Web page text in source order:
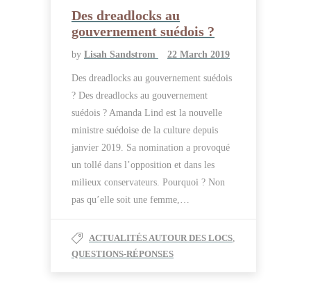
Des dreadlocks au
gouvernement suédois ?
by Lisah Sandstrom 22 March 2019
Des dreadlocks au gouvernement suédois
? Des dreadlocks au gouvernement
suédois ? Amanda Lind est la nouvelle
ministre suédoise de la culture depuis
janvier 2019. Sa nomination a provoqué
un tollé dans l’opposition et dans les
milieux conservateurs. Pourquoi ? Non
pas qu’elle soit une femme,…
ACTUALITÉS AUTOUR DES LOCS,
QUESTIONS-RÉPONSES